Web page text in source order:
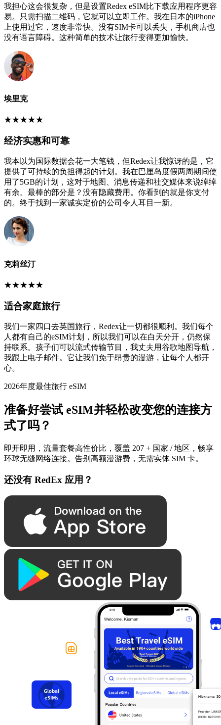
我担心这会很复杂，但是设置Redex eSIM比下载应用程序更容
易。只需扫描二维码，它就可以立即工作。我在日本的iPhone
上使用过它，速度非常快。没有SIM卡可以丢失，手机商店也
没有语言障碍。这种简单的技术让旅行变得更加愉快。
埃里克
★★★★★
经济实惠和可靠
我本以为国际数据会花一大笔钱，但Redex让我惊讶的是，它
提供了可持续的负担得起的计划。我在巴厘岛度假两周期间使
用了5GB的计划，这对于地图、消息传递和社交媒体来说绰绰
有余。最棒的部分是？没有隐藏费用。你看到的就是你支付
的。终于找到一家诚实定价的公司令人耳目一新。
克莉丝汀
★★★★★
适合家庭旅行
我们一家四口去英国旅行，Redex让一切都很顺利。我们每个
人都有自己的eSIM计划，所以我们可以在白天分开，仍然保
持联系。孩子们可以流式传输节目，我丈夫用谷歌地图导航，
我跟上电子邮件。它让我们免于昂贵的漫游，让每个人都开
心。
2026年度最佳旅行 eSIM
准备好尝试 eSIM并轻松改变您的连接方
式了吗？
即开即用，流量套餐高性价比，覆盖 207 + 国家 / 地区，畅享
环球无缝网络连接。告别高额漫游费，无需实体 SIM 卡。
还没有 RedEx 应用？